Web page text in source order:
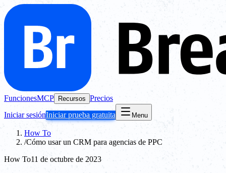
FuncionesMCP Recursos Precios
Iniciar sesiónIniciar prueba gratuita Menu
How To
/Cómo usar un CRM para agencias de PPC
How To11 de octubre de 2023